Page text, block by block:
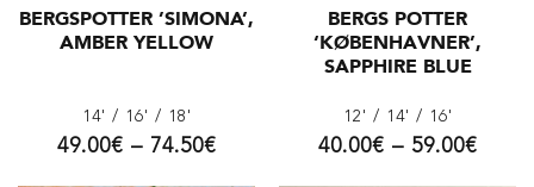
BERGSPOTTER ’SIMONA’,
AMBER YELLOW
14' / 16' / 18'
49.00€ – 74.50€
BERGS POTTER
‘KØBENHAVNER’,
SAPPHIRE BLUE
12' / 14' / 16'
40.00€ – 59.00€